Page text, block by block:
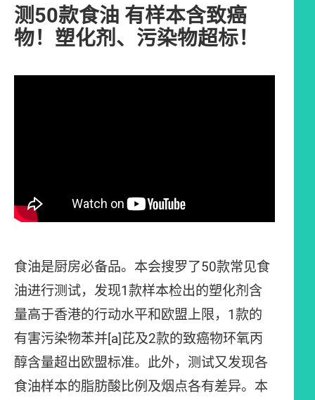
测50款食油 有样本含致癌
物！塑化剂、污染物超标！
食油是厨房必备品。本会搜罗了50款常见食
油进行测试，发现1款样本检出的塑化剂含
量高于香港的行动水平和欧盟上限，1款的
有害污染物苯并[a]芘及2款的致癌物环氧丙
醇含量超出欧盟标准。此外，测试又发现各
食油样本的脂肪酸比例及烟点各有差异。本